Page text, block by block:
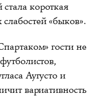
короткая
«быков».
гости не
Аугусто и
вариативность